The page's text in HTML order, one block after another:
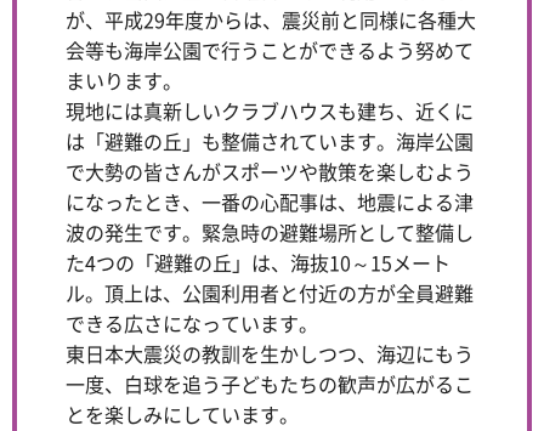
が、平成29年度からは、震災前と同様に各種大
会等も海岸公園で行うことができるよう努めて
まいります。
現地には真新しいクラブハウスも建ち、近くに
は「避難の丘」も整備されています。海岸公園
で大勢の皆さんがスポーツや散策を楽しむよう
になったとき、一番の心配事は、地震による津
波の発生です。緊急時の避難場所として整備し
た4つの「避難の丘」は、海抜10～15メート
ル。頂上は、公園利用者と付近の方が全員避難
できる広さになっています。
東日本大震災の教訓を生かしつつ、海辺にもう
一度、白球を追う子どもたちの歓声が広がるこ
とを楽しみにしています。